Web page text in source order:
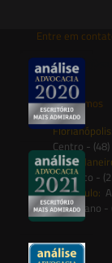
Entre em
Onde estamos
Florianópolis:
Centro -
Rio de
Botânico -
São Paulo:
Paulistano -
Siga-nos